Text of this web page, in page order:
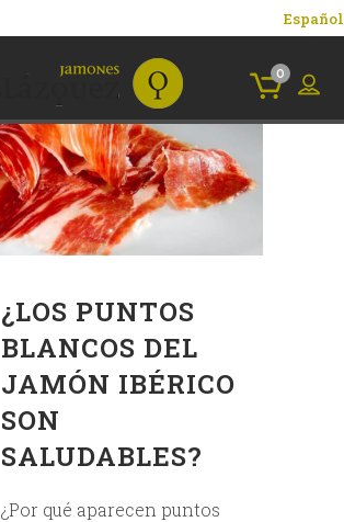
Español
0
¿LOS PUNTOS
BLANCOS DEL
JAMÓN IBÉRICO
SON
SALUDABLES?
¿Por qué aparecen puntos